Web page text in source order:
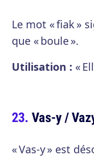
Le mot « fiak »
que « boule ».
Utilisation : «
Vas-y /
« Vas-y » est